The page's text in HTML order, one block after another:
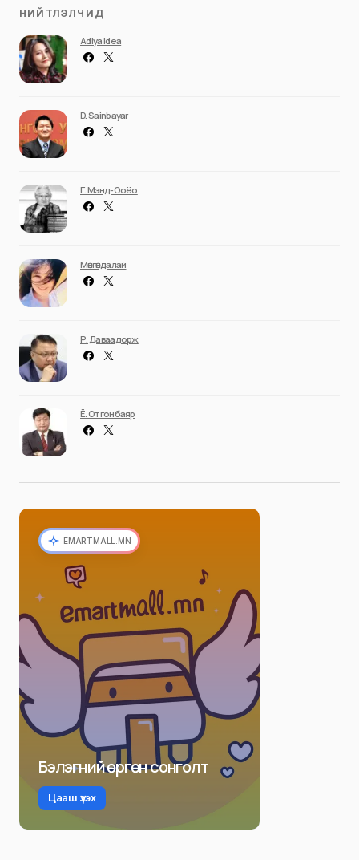
НИЙТЛЭЛЧИД
Adiya Idea
D. Sainbayar
Г. Мэнд-Ооёо
Мөнгөндалай
Р. Даваадорж
Ё. Отгонбаяр
EMARTMALL.MN
Бэлэгний өргөн сонголт
Цааш үзэх